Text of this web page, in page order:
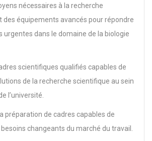
nécessaires à la recherche
des équipements avancés pour répondre
urgentes dans le domaine de la biologie
scientifiques qualifiés capables de
de la recherche scientifique au sein
l’université.
préparation de cadres capables de
changeants du marché du travail.